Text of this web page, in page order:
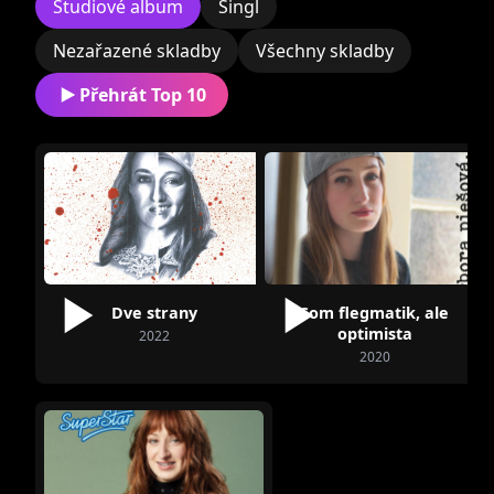
školy pracovala jako obsluha v pizzerii a jako
prodavačka v prodejně s hrnečky. Po maturitě
se zaměstnala ve firmě Slovaktual v Prievidzi
jako svářečka plastových oken.
Před účastí v SuperStar získala značný úspěch
v různých regionálních pěveckých soutěžích.
V roce 2017 se stala laureátkou soutěže My
Popstar Talentmania[7] a získala možnost
nahrát promo CD v nahrávacím studiu.
talent, kde získala první místo ve Zlatém
pásmu, a soutěže Kremnické laso, kde se
umístila znovu první v kategorii sólo zpěv a
Studiové album
Singl
Nezařazené skladby
Všechny skladby
Přehrát Top 10
Dve strany
2022
Som flegmatik, ale
optimista
2020